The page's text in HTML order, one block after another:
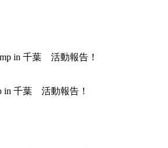
in 千葉 活動報告！